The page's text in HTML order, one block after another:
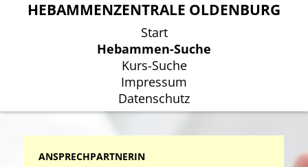
HEBAMMENZENTRALE OLDENBURG
Start
Hebammen-Suche
Kurs-Suche
Impressum
Datenschutz
HEBAMMENZENTRALE OLDENBURG
Start
Hebammen-Suche
Kurs-Suche
Impressum
Datenschutz
ANSPRECHPARTNERIN